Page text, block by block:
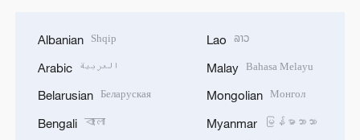
Albanian Shqip
Arabic العربية
Belarusian Беларуская
Bengali বাংলা
Lao ລາວ
Malay Bahasa Melayu
Mongolian Монгол
Myanmar မြန်မာဘာသာ